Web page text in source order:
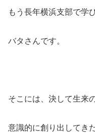
もう長年横浜支部で学
バタさんです。
そこには、決して生来
意識的に創り出してき